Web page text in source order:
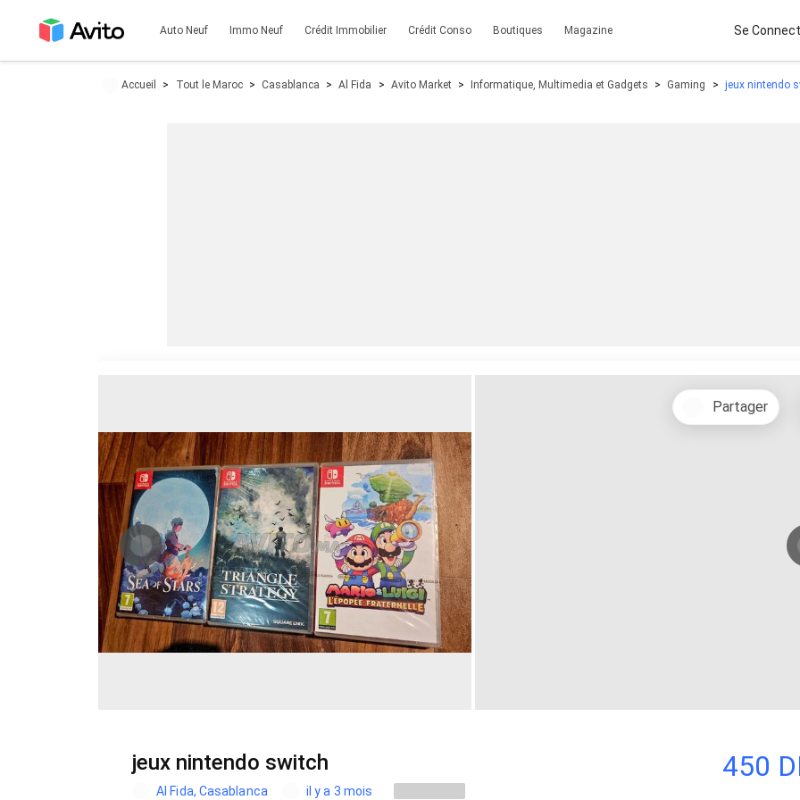
Auto Neuf Immo Neuf Crédit Immobilier Crédit Conso Boutiques Magazine Se
Accueil Tout le Maroc Casablanca Al Fida Avito Market Informatique, Multimedia et Gadgets Gaming jeux nintendo
Partager
jeux nintendo switch
Al Fida, Casablanca il y a 3 mois
450